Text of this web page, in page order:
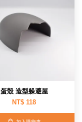
蛋殼 造型躲避屋
NT$ 118